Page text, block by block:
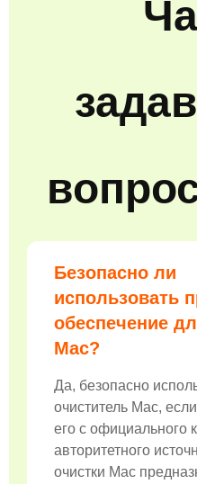
Безопасно ли
использовать
обеспечение
Mac?
Да, безопасно
очиститель Mac,
его с официального
авторитетного
очистки Mac